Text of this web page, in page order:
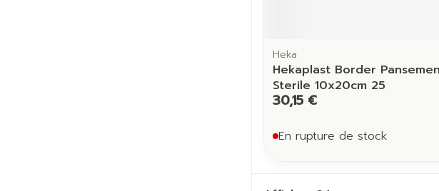
Heka
Hekaplast Border
Sterile 10x20cm 25
30,15 €
En rupture de stock